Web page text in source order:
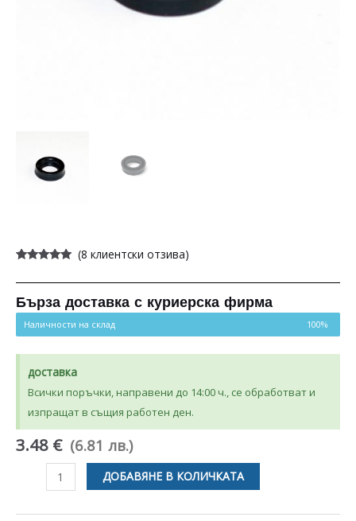
5.00от 5,
потребителски
оценки
(8 клиентски отзива)
Бърза доставка с куриерска фирма
Наличности на склад 100%
доставка
Всички поръчки, направени до 14:00 ч., се обработват и
изпращат в същия работен ден.
3.48 € (6.81 лв.)
количество
УПЛЪТНИТЕЛ
ДОБАВЯНЕ В КОЛИЧКАТА